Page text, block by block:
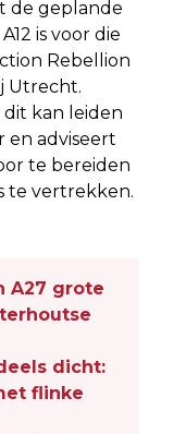
de geplande
is voor die
Rebellion
Utrecht.
kan leiden
en adviseert
te bereiden
te vertrekken.
A27 grote
dicht:
flinke